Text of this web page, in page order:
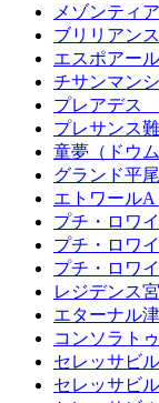
メゾンティ
ブリリアン
エスポアー
チサンマン
プレアデス
プレサンス
童夢（ドウ
グランド平
エトワール
プチ・ロワ
プチ・ロワ
プチ・ロワ
レジデンス
エターナル
コンソラト
セレッサビ
セレッサビ